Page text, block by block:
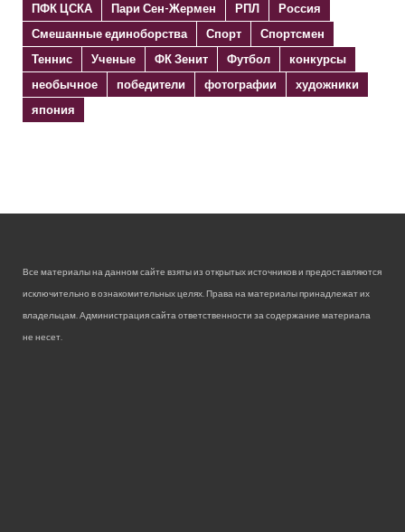
ПФК ЦСКА
Пари Сен-Жермен РПЛ
Россия
Смешанные единоборства
Спорт
Спортсмен
Теннис
Ученые ФК Зенит Футбол
конкурсы
необычное
победители фотографии
художники
япония
Все материалы на данном сайте взяты из открытых источников и предоставляются
исключительно в ознакомительных целях. Права на материалы принадлежат их
владельцам. Администрация сайта ответственности за содержание материала
не несет.